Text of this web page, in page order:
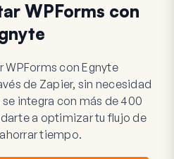
WPForms con
WPForms con Egnyte
de Zapier, sin necesidad
integra con más de 400
a optimizar tu flujo de
tiempo.